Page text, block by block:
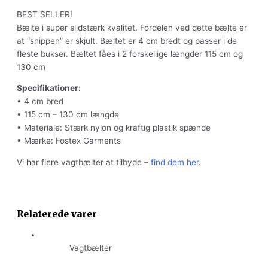
BEST SELLER!
Bælte i super slidstærk kvalitet. Fordelen ved dette bælte er
at “snippen” er skjult. Bæltet er 4 cm bredt og passer i de
fleste bukser. Bæltet fåes i 2 forskellige længder 115 cm og
130 cm
Specifikationer:
• 4 cm bred
• 115 cm – 130 cm længde
• Materiale: Stærk nylon og kraftig plastik spænde
• Mærke: Fostex Garments
Vi har flere vagtbælter at tilbyde – find dem her.
Relaterede varer
Vagtbælter